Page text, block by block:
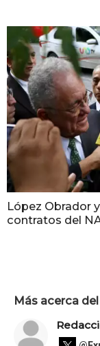
López Obrador
contratos del
Más acerca